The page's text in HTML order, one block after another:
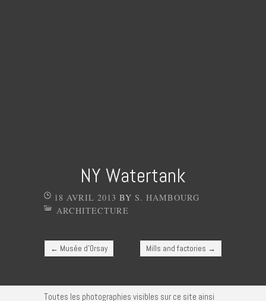
NY Watertank
18 AVRIL 2013 BY S. HAMBOURG
ARCHITECTURE
Post navigation
← Musée d’Orsay Mills and factories →
Toutes les photographies visibles sur ce site ainsi